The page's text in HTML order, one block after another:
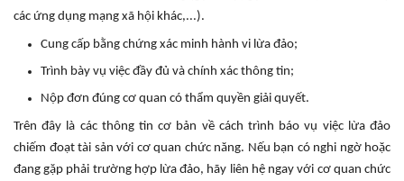
các ứng dụng mạng xã hội khác,...).
Cung cấp bằng chứng xác minh hành vi lừa đảo;
Trình bày vụ việc đầy đủ và chính xác thông tin;
Nộp đơn đúng cơ quan có thẩm quyền giải quyết.
Trên đây là các thông tin cơ bản về cách trình báo vụ việc lừa đảo
chiếm đoạt tài sản với cơ quan chức năng. Nếu bạn có nghi ngờ hoặc
đang gặp phải trường hợp lừa đảo, hãy liên hệ ngay với cơ quan chức